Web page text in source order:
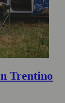
Trentino